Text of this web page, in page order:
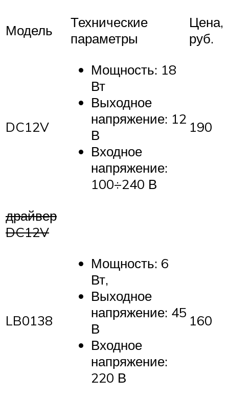
Модель
Технические
параметры
Цена,
руб.
DC12V
Мощность: 18
Вт
Выходное
напряжение: 12
В
Входное
напряжение:
100÷240 В
190
драйвер
DC12V
LB0138
Мощность: 6
Вт,
Выходное
напряжение: 45
В
Входное
напряжение:
220 В
160